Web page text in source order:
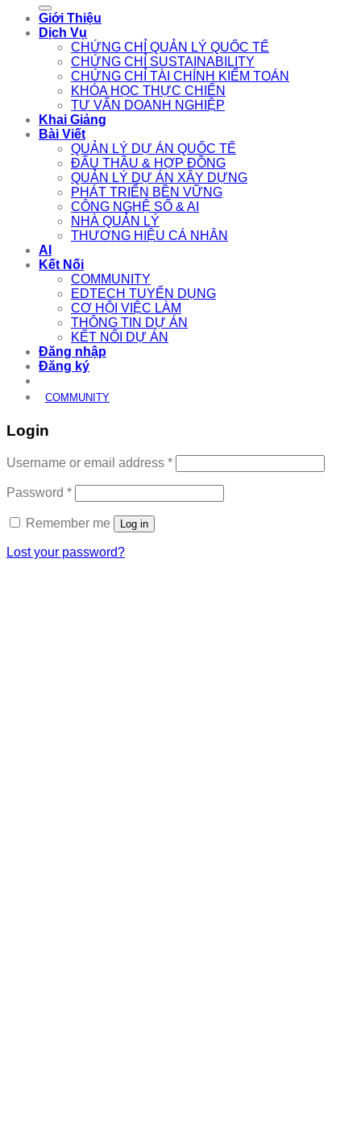
Giới Thiệu
Dịch Vụ
CHỨNG CHỈ QUẢN LÝ QUỐC TẾ
CHỨNG CHỈ SUSTAINABILITY
CHỨNG CHỈ TÀI CHÍNH KIỂM TOÁN
KHÓA HỌC THỰC CHIẾN
TƯ VẤN DOANH NGHIỆP
Khai Giảng
Bài Viết
QUẢN LÝ DỰ ÁN QUỐC TẾ
ĐẤU THẦU & HỢP ĐỒNG
QUẢN LÝ DỰ ÁN XÂY DỰNG
PHÁT TRIỂN BỀN VỮNG
CÔNG NGHỆ SỐ & AI
NHÀ QUẢN LÝ
THƯƠNG HIỆU CÁ NHÂN
AI
Kết Nối
COMMUNITY
EDTECH TUYỂN DỤNG
CƠ HỘI VIỆC LÀM
THÔNG TIN DỰ ÁN
KẾT NỐI DỰ ÁN
Đăng nhập
Đăng ký
COMMUNITY
Login
Username or email address *Required
Password *Required
Remember me Log in
Lost your password?